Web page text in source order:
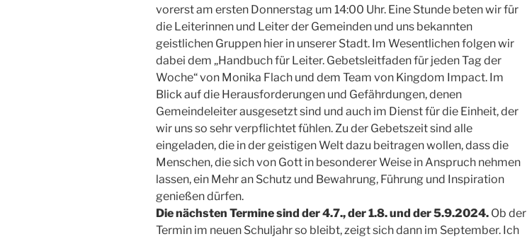
vorerst am ersten Donnerstag um 14:00 Uhr. Eine Stunde beten wir für
die Leiterinnen und Leiter der Gemeinden und uns bekannten
geistlichen Gruppen hier in unserer Stadt. Im Wesentlichen folgen wir
dabei dem „Handbuch für Leiter. Gebetsleitfaden für jeden Tag der
Woche“ von Monika Flach und dem Team von Kingdom Impact. Im
Blick auf die Herausforderungen und Gefährdungen, denen
Gemeindeleiter ausgesetzt sind und auch im Dienst für die Einheit, der
wir uns so sehr verpflichtet fühlen. Zu der Gebetszeit sind alle
eingeladen, die in der geistigen Welt dazu beitragen wollen, dass die
Menschen, die sich von Gott in besonderer Weise in Anspruch nehmen
lassen, ein Mehr an Schutz und Bewahrung, Führung und Inspiration
genießen dürfen.
Die nächsten Termine sind der 4.7., der 1.8. und der 5.9.2024. Ob der
Termin im neuen Schuljahr so bleibt, zeigt sich dann im September. Ich